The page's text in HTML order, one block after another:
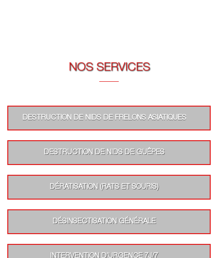
NOS SERVICES
DESTRUCTION DE NIDS DE FRELONS ASIATIQUES
DESTRUCTION DE NIDS DE GUÊPES
DÉRATISATION (RATS ET SOURIS)
DÉSINSECTISATION GÉNÉRALE
INTERVENTION D’URGENCE 7J/7